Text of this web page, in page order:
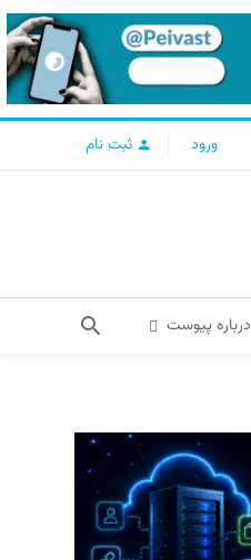
ورود ثبت نام
درباره پیوست